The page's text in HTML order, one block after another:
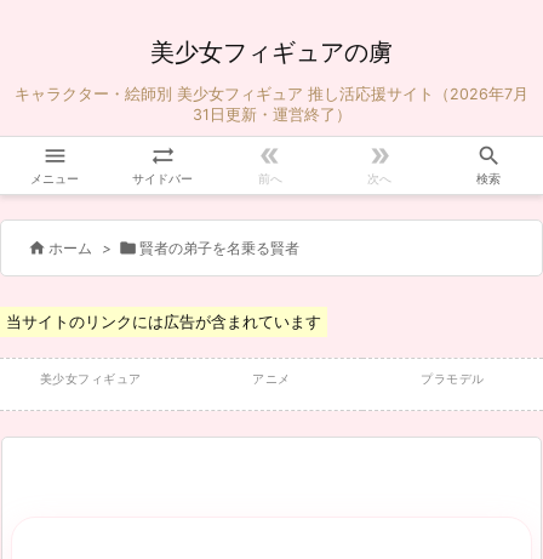
美少女フィギュアの虜
キャラクター・絵師別 美少女フィギュア 推し活応援サイト（2026年7月
31日更新・運営終了）

メニュー

サイドバー

前へ

次へ

検索
 ホーム >  賢者の弟子を名乗る賢者
当サイトのリンクには広告が含まれています
美少女フィギュア アニメ プラモデル